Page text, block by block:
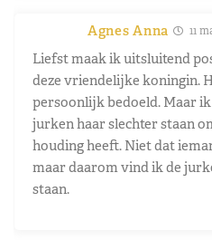
Agnes Anna 11
Liefst maak ik uitsluitend
deze vriendelijke koningin.
persoonlijk bedoeld. Maar
jurken haar slechter staan
houding heeft. Niet dat
maar daarom vind ik de
staan.